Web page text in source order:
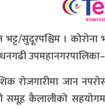
भट्ट/सुदूरपश्चिम ।
रोजगारीमा जान
समूह कैलालीको